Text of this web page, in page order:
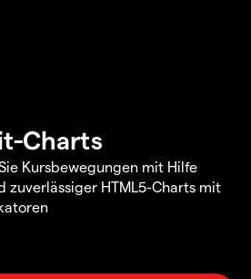
Charts
Kursbewegungen mit Hilfe
zuverlässiger HTML5-Charts mit